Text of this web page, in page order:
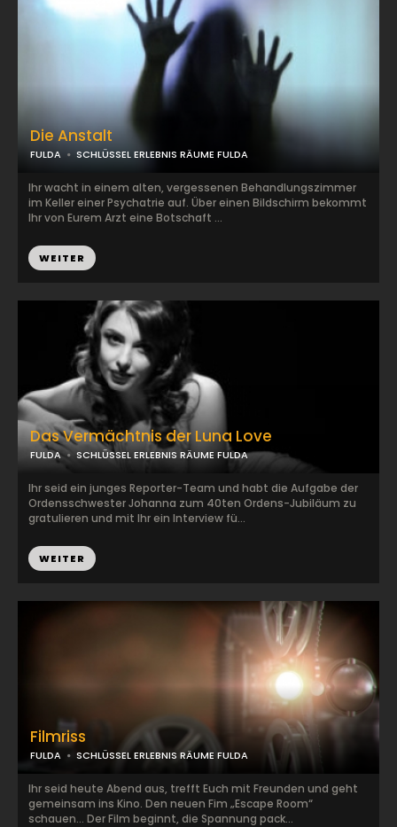
Die Anstalt
FULDA SCHLÜSSEL ERLEBNIS RÄUME FULDA
Ihr wacht in einem alten, vergessenen Behandlungszimmer
im Keller einer Psychatrie auf. Über einen Bildschirm bekommt
Ihr von Eurem Arzt eine Botschaft ...
WEITER
Filmriss
FULDA SCHLÜSSEL ERLEBNIS RÄUME FULDA
Ihr seid heute Abend aus, trefft Euch mit Freunden und geht
gemeinsam ins Kino. Den neuen Fim „Escape Room“
schauen… Der Film beginnt, die Spannung pack...
Das Vermächtnis der Luna Love
FULDA SCHLÜSSEL ERLEBNIS RÄUME FULDA
Ihr seid ein junges Reporter-Team und habt die Aufgabe der
Ordensschwester Johanna zum 40ten Ordens-Jubiläum zu
gratulieren und mit Ihr ein Interview fü...
WEITER